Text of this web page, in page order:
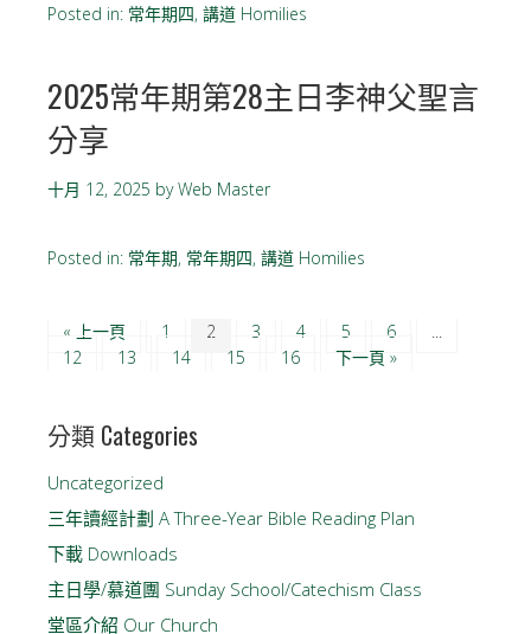
Posted in: 常年期四, 講道 Homilies
2025常年期第28主日李神父聖言
分享
十月 12, 2025 byWeb Master
Posted in: 常年期, 常年期四, 講道 Homilies
« 上一頁 1 2 3 4 5 6
12
13 14 15 16 下一頁 »
分類 Categories
Uncategorized
三年讀經計劃 A Three-Year Bible Reading Plan
下載 Downloads
主日學/慕道團 Sunday School/Catechism Class
堂區介紹 Our Church